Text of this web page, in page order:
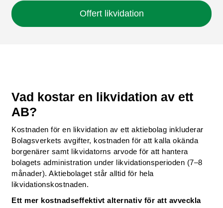
Offert likvidation
Vad kostar en likvidation av ett
AB?
Kostnaden för en likvidation av ett aktiebolag inkluderar
Bolagsverkets avgifter, kostnaden för att kalla okända
borgenärer samt likvidatorns arvode för att hantera
bolagets administration under likvidationsperioden (7–8
månader). Aktiebolaget står alltid för hela
likvidationskostnaden.
Ett mer kostnadseffektivt alternativ för att avveckla